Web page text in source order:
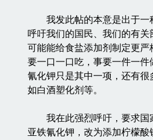
我发此帖的本意是出于一
呼吁我们的国民、我们的有关
可能能给食盐添加剂制定更严
要一口一口吃，事要一件一件
氰化钾只是其中一项，还有很
如白酒塑化剂等。
我在此强烈呼吁，要求国
亚铁氰化钾，改为添加柠檬酸